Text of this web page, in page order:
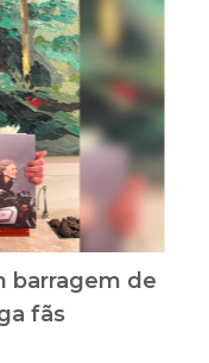
barragem de
fãs